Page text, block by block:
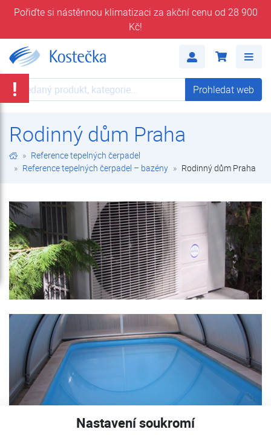
Nastavení soukromí
Pořiďte si nástěnnou klimatizaci za akční cenu od 28 900
Kč!
Prohledat web Prohledat web
Rodinný dům Praha
Reference tepelných čerpadel
Reference tepelných čerpadel – bazény
Rodinný dům Praha
!